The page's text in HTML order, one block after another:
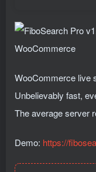
WooCommerce live
Unbelievably fast,
The average server
Demo: https://